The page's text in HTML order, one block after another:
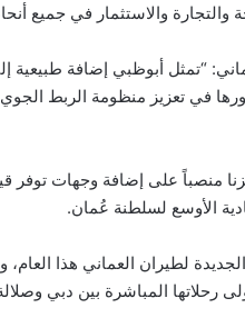
والتجارة والاستثمار في جميع
“تمثل أبوظبي إضافة طبيعية
في تعزيز منظومة الربط
منصباً على إضافة وجهات
الأوسع لسلطنة عُمان.
لطيران العماني هذا
رحلاتها المباشرة بين دبي